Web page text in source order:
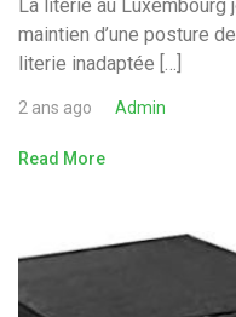
La literie au Luxembourg
maintien d’une posture
literie inadaptée […]
2 ans ago Admin
Read More